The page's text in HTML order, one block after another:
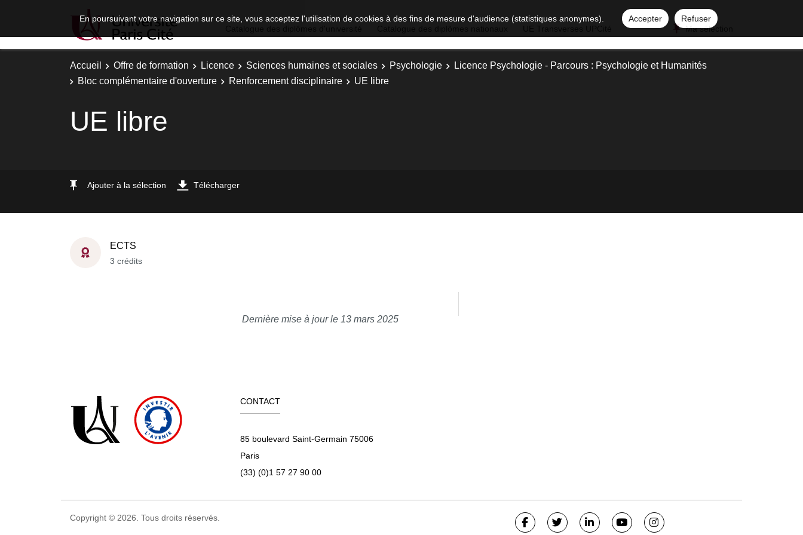
En poursuivant votre navigation sur ce site, vous acceptez l'utilisation de cookies à des fins de mesure d'audience (statistiques anonymes). Accepter
Refuser
Ma sélection
Accueil Offre de formation Licence Sciences humaines et sociales Psychologie
Licence Psychologie - Parcours : Psychologie et Humanités
Bloc complémentaire d'ouverture
Renforcement disciplinaire UE libre
UE libre
Ajouter à la sélection Télécharger
ECTS
3 crédits
Dernière mise à jour le 13 mars 2025
CONTACT
85 boulevard Saint-Germain 75006
Paris
(33) (0)1 57 27 90 00
Copyright © 2026. Tous droits réservés.